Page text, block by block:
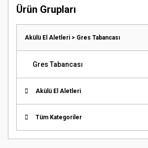
Ürün Grupları
Akülü El Aletleri > Gres Tabancası
Gres Tabancası
Akülü El Aletleri
Tüm Kategoriler